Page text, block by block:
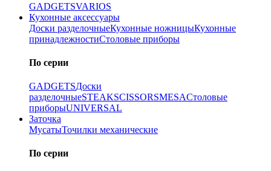
GADGETSVARIOS
Кухонные аксессуары
Доски разделочныеКухонные ножницыКухонные
принадлежностиСтоловые приборы
По серии
GADGETSДоски
разделочныеSTEAKSCISSORSMESAСтоловые
приборыUNIVERSAL
Заточка
МусатыТочилки механические
По серии